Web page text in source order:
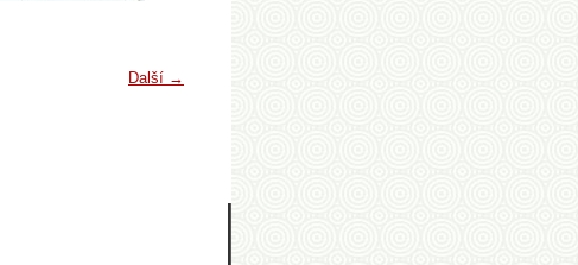
Další →